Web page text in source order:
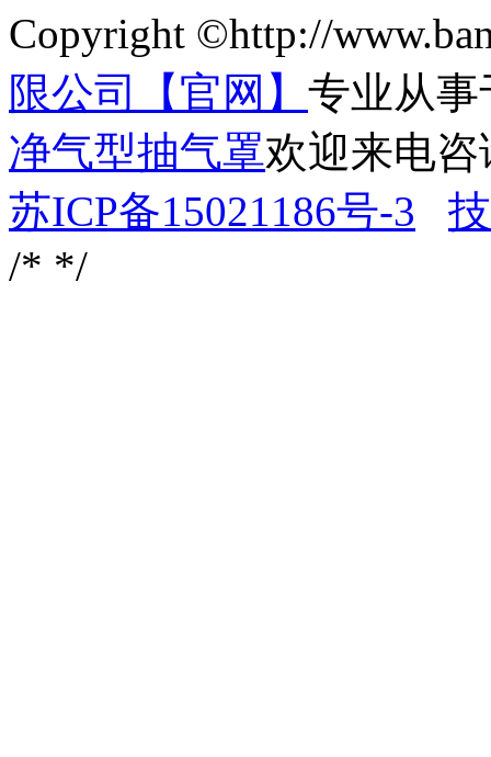
Copyright ©http://
限公司【官网】 专业从事
净气型抽气罩欢迎来电咨
苏ICP备15021186号-3
/* */